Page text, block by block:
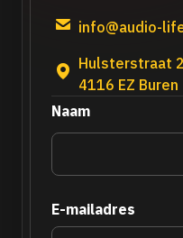
info@audio-
Hulsterstraat
4116 EZ Buren
Naam
E-mailadres